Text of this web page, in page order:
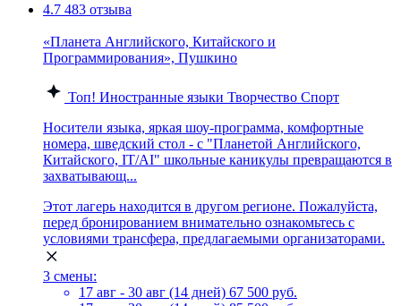
4.7 483 отзыва
«Планета Английского, Китайского и
Программирования», Пушкино
Топ! Иностранные языки Творчество Спорт
Носители языка, яркая шоу-программа, комфортные
номера, шведский стол - с "Планетой Английского,
Китайского, IT/AI" школьные каникулы превращаются в
захватывающ...
Этот лагерь находится в другом регионе. Пожалуйста,
перед бронированием внимательно ознакомьтесь с
условиями трансфера, предлагаемыми организаторами.
3 смены:
17 авг - 30 авг (14 дней) 67 500 руб.